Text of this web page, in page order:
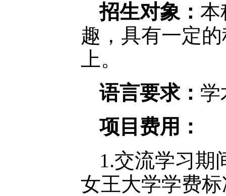
招生对象：本
趣，具有一定
上。
语言要求： 学
项目费用：
1.交流学习期
女王大学学费